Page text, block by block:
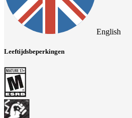
English
Leeftijdsbeperkingen